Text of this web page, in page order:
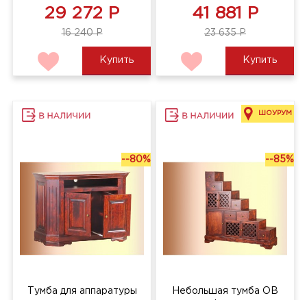
29 272 Р
16 240 Р
Купить
41 881 Р
23 635 Р
Купить
--80%
Тумба для аппаратуры
ШОУРУМ
--85%
Небольшая тумба ОВ